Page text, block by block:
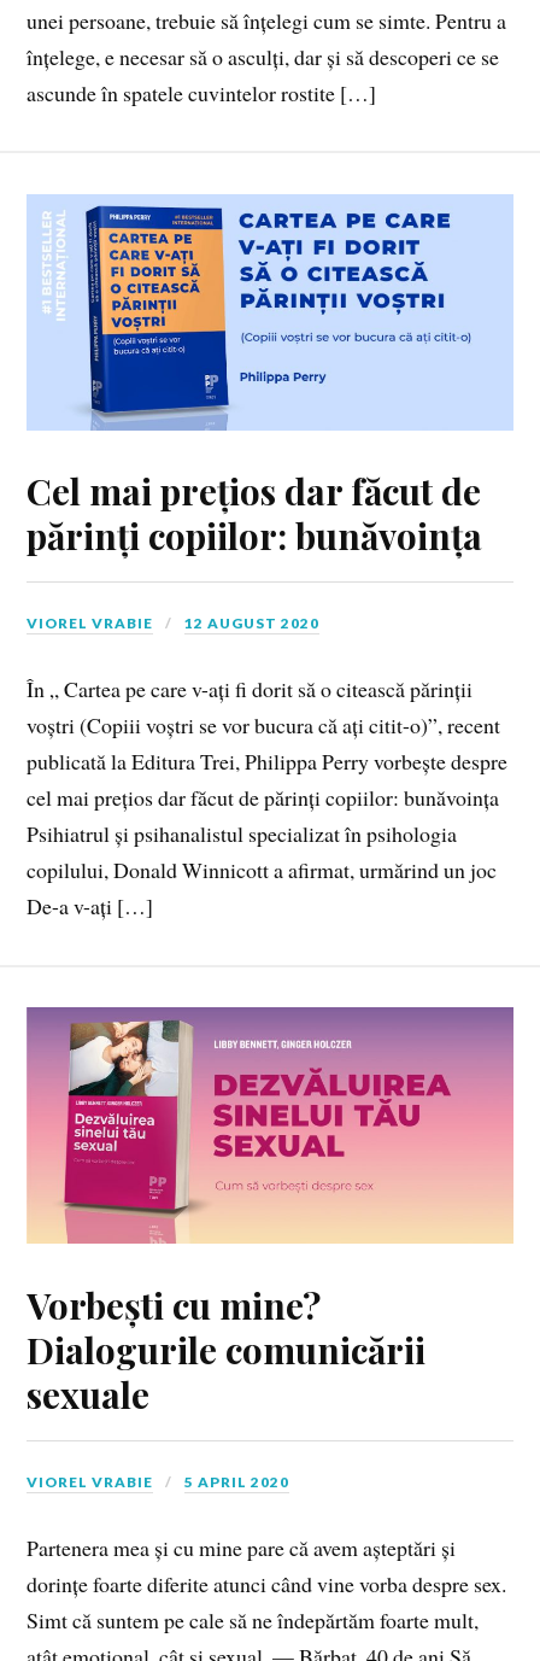
unei persoane, trebuie să înțelegi cum se simte. Pentru a
înțelege, e necesar să o asculți, dar și să descoperi ce se
ascunde în spatele cuvintelor rostite […]
Cel mai prețios dar făcut de
părinți copiilor: bunăvoința
VIOREL VRABIE 12 AUGUST 2020
În „ Cartea pe care v-ați fi dorit să o citească părinții
voștri (Copiii voștri se vor bucura că ați citit-o)”, recent
publicată la Editura Trei, Philippa Perry vorbește despre
cel mai prețios dar făcut de părinți copiilor: bunăvoința
Psihiatrul și psihanalistul specializat în psihologia
copilului, Donald Winnicott a afirmat, urmărind un joc
De-a v-ați […]
Vorbești cu mine?
Dialogurile comunicării
sexuale
VIOREL VRABIE 5 APRIL 2020
Partenera mea și cu mine pare că avem așteptări și
dorințe foarte diferite atunci când vine vorba despre sex.
Simt că suntem pe cale să ne îndepărtăm foarte mult,